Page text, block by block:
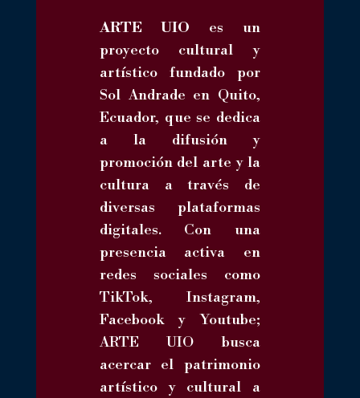
ARTE UIO es un
proyecto cultural y
artístico fundado por
Sol Andrade en Quito,
Ecuador, que se dedica
a la difusión y
promoción del arte y la
cultura a través de
diversas plataformas
digitales. Con una
presencia activa en
redes sociales como
TikTok, Instagram,
Facebook y Youtube;
ARTE UIO busca
acercar el patrimonio
artístico y cultural a